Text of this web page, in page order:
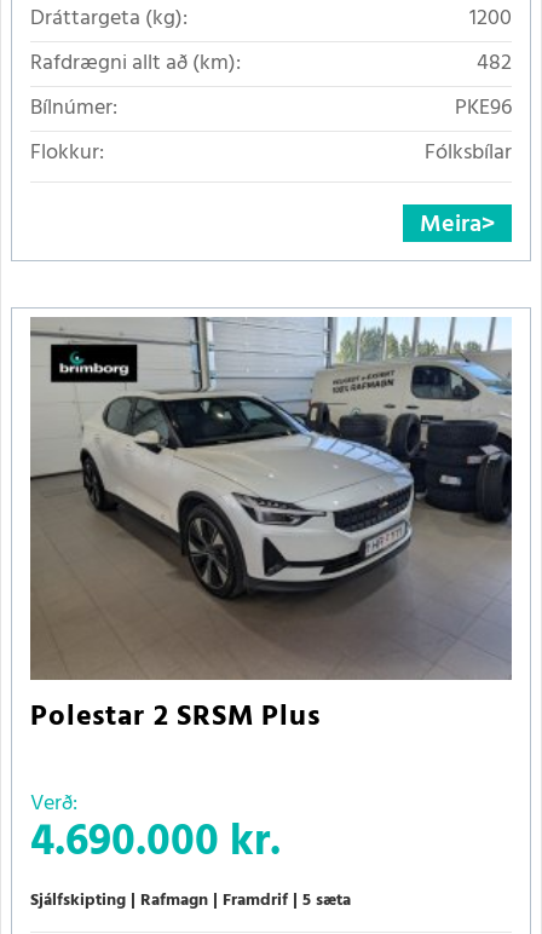
Dráttargeta (kg):
1200
Rafdrægni allt að (km):
482
Bílnúmer:
PKE96
Flokkur:
Fólksbílar
Meira
Polestar 2 SRSM Plus
Verð:
4.690.000 kr.
Sjálfskipting Rafmagn Framdrif 5 sæta